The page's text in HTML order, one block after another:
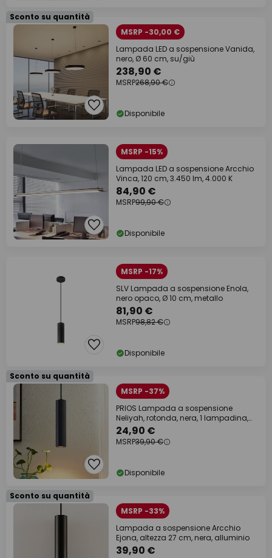
Sconto su quantità
MSRP -30,00 €
Lampada LED a sospensione Vanida,
nero, Ø 60 cm, su/giù
238,90 €
MSRP268,90 €
Disponibile
MSRP -15%
Lampada LED a sospensione Arcchio
Vinca, 120 cm, 3.450 lm, 4.000 K
84,90 €
MSRP99,90 €
Disponibile
MSRP -17%
SLV Lampada a sospensione Enola,
nero opaco, Ø 10 cm, metallo
81,90 €
MSRP98,82 €
Disponibile
Sconto su quantità
MSRP -37%
PRIOS Lampada a sospensione
Neliyah, rotonda, nera, 1 lampadina,
GU10
24,90 €
MSRP39,90 €
Disponibile
Sconto su quantità
MSRP -33%
Lampada a sospensione Arcchio
Ejona, altezza 27 cm, nera, alluminio
39,90 €